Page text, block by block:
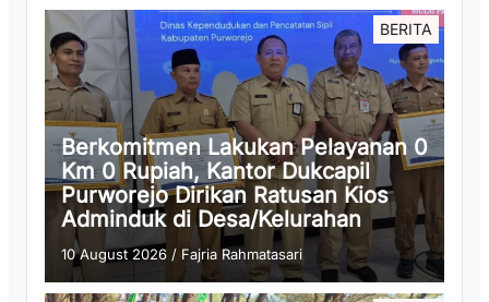
BERITA
Berkomitmen Lakukan Pelayanan 0
Km 0 Rupiah, Kantor Dukcapil
Purworejo Dirikan Ratusan Kios
Adminduk di Desa/Kelurahan
10 August 2026 / Fajria Rahmatasari